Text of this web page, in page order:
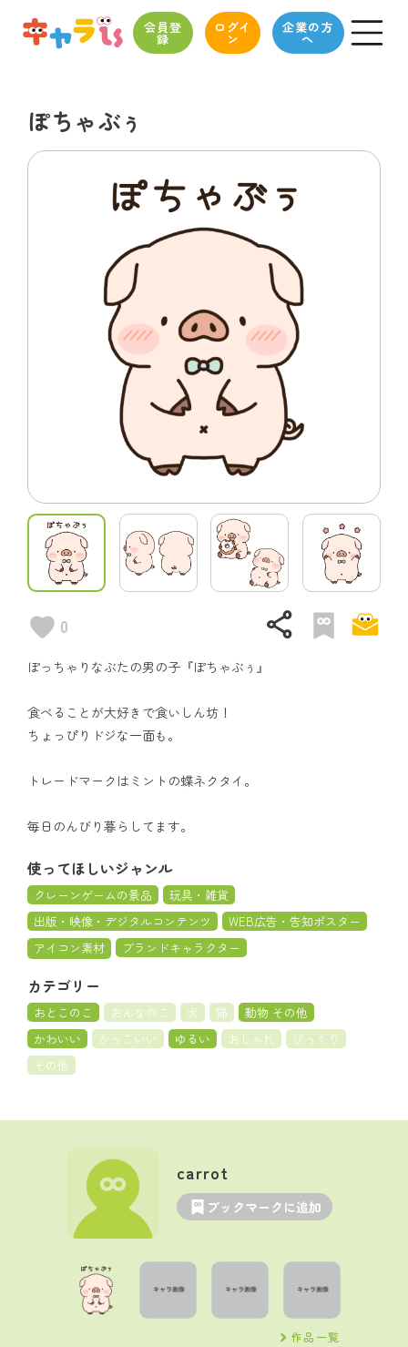
会員登
録
ログイ
ン
企業の方
へ
ぽちゃぶぅ
0 share
ぽっちゃりなぶたの男の子『ぽちゃぶぅ』
食べることが大好きで食いしん坊！
ちょっぴりドジな一面も。
トレードマークはミントの蝶ネクタイ。
毎日のんびり暮らしてます。
使ってほしいジャンル
クレーンゲームの景品
玩具・雑貨
出版・映像・デジタルコンテンツ
WEB広告・告知ポスター
アイコン素材
ブランドキャラクター
カテゴリー
おとこのこ おんなのこ 犬 猫
動物 その他
かわいい
かっこいい ゆるい おしゃれ
びっくり
その他
carrot
ブックマークに追加
作品一覧